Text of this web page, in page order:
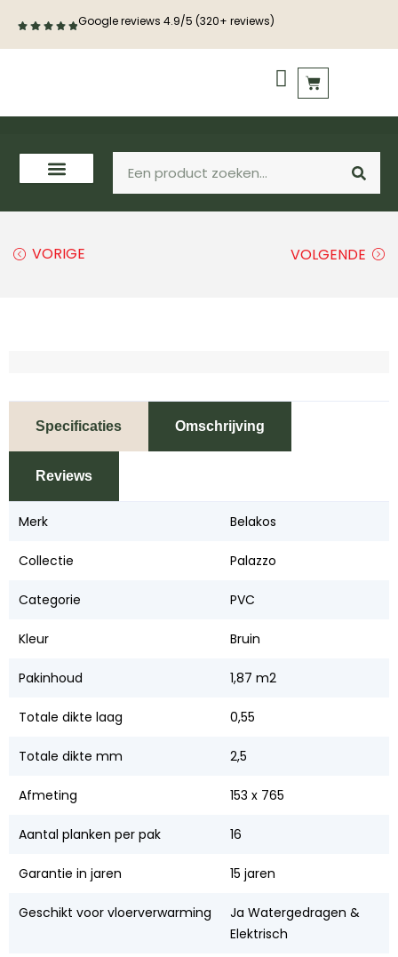
Google reviews 4.9/5 (320+ reviews)
VORIGE VOLGENDE
Specificaties Omschrijving
Reviews
Merk Belakos
Collectie Palazzo
Categorie PVC
Kleur Bruin
Pakinhoud 1,87 m2
Totale dikte laag 0,55
Totale dikte mm 2,5
Afmeting 153 x 765
Aantal planken per pak 16
Garantie in jaren 15 jaren
Geschikt voor vloerverwarming
Ja Watergedragen &
Elektrisch